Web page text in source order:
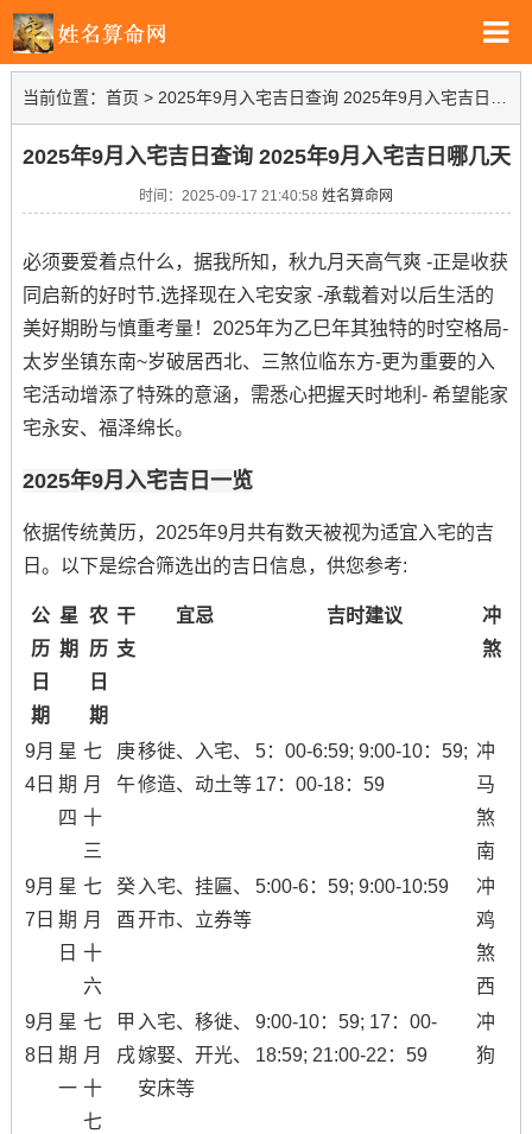
当前位置： 首页 > 2025年9月入宅吉日查询 2025年9月入宅吉日哪几天
2025年9月入宅吉日查询 2025年9月入宅吉日哪几天
时间：2025-09-17 21:40:58 姓名算命网
必须要爱着点什么，据我所知，秋九月天高气爽 -正是收获
同启新的好时节.选择现在入宅安家 -承载着对以后生活的
美好期盼与慎重考量！2025年为乙巳年其独特的时空格局-
太岁坐镇东南~岁破居西北、三煞位临东方-更为重要的入
宅活动增添了特殊的意涵，需悉心把握天时地利- 希望能家
宅永安、福泽绵长。
2025年9月入宅吉日一览
依据传统黄历，2025年9月共有数天被视为适宜入宅的吉
日。以下是综合筛选出的吉日信息，供您参考:
公
历
日
期
星
期
农
历
日
期
干
支
宜忌 吉时建议
冲
煞
9月
4日
星
期
四
七
月
十
三
庚
午
移徙、入宅、
修造、动土等
5：00-6:59; 9:00-10：59;
17：00-18：59
冲
马
煞
南
9月
7日
星
期
日
七
月
十
六
癸
酉
入宅、挂匾、
开市、立券等
5:00-6：59; 9:00-10:59
冲
鸡
煞
西
9月
8日
星
期
一
七
月
十
七
甲
戌
入宅、移徙、
嫁娶、开光、
安床等
9:00-10：59; 17：00-
18:59; 21:00-22：59
冲
狗